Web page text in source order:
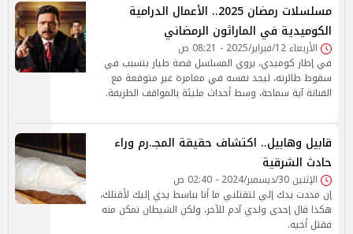
مسلسلات رمضان 2025.. الأعمال الدرامية
الكوميدية في الماراثون الرمضاني
الأربعاء 12/فبراير/2025 - 08:21 ص
في إطار كوميدي، يروي المسلسل قصة طيار يتسبب في
سقوط طائرته، ليجد نفسه في مغامرة غير متوقعة مع
الفنانة آية سماحة، وسط أحداث مليئة بالمواقف الطريفة.
قابيل وهابيل.. اكتشاف حقيقة المجـ.رم وراء
حادث الشرقية
الإثنين 30/ديسمبر/2024 - 02:40 ص
إن مددت يدك إلي لتقتلني ما أنا بباسط يدي إليك لأقتلك،
هكذا قال إحدى ولدي آدم للآخر، ولكن الشيطان تمكن منه
فقتل أخيه.